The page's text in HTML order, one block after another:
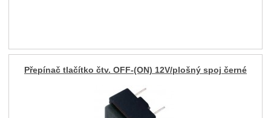
Přepínač tlačítko čtv. OFF-(ON) 12V/plošný spoj černé